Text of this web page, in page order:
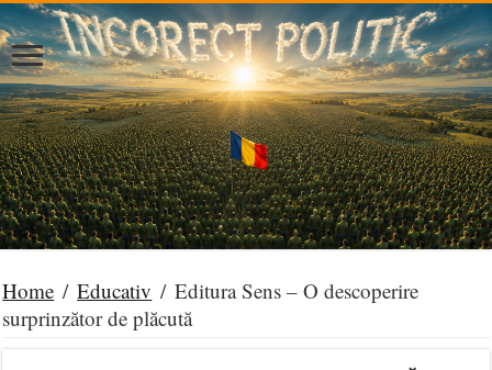
Home / Educativ / Editura Sens – O descoperire
surprinzător de plăcută